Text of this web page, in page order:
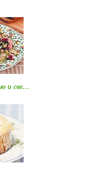
и све…